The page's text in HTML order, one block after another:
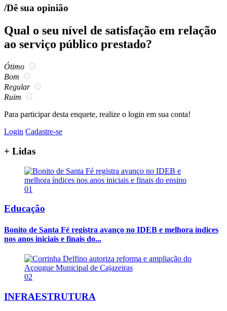
/Dê sua opinião
Qual o seu nível de satisfação em relação
ao serviço público prestado?
Ótimo
Bom
Regular
Ruim
Para participar desta enquete, realize o login em sua conta!
Login Cadastre-se
+ Lidas
01
Educação
Bonito de Santa Fé registra avanço no IDEB e melhora índices
nos anos iniciais e finais do...
02
INFRAESTRUTURA